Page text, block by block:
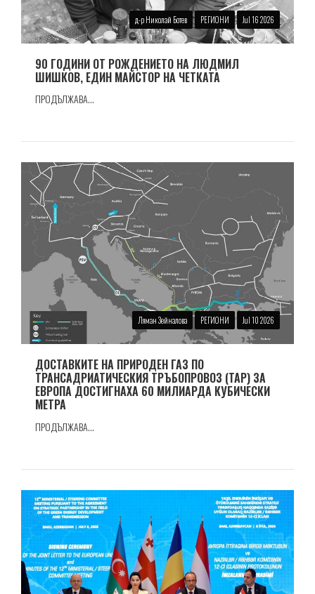
д-р Николай Ботев РЕГИОНИ Jul 16 2026
90 ГОДИНИ ОТ РОЖДЕНИЕТО НА ЛЮДМИЛ
ШИШКОВ, ЕДИН МАЙСТОР НА ЧЕТКАТА
ПРОДЪЛЖАВА...
Ляман Зейналова РЕГИОНИ Jul 10 2026
ДОСТАВКИТЕ НА ПРИРОДЕН ГАЗ ПО
ТРАНСАДРИАТИЧЕСКИЯ ТРЪБОПРОВОЗ (TAP) ЗА
ЕВРОПА ДОСТИГНАХА 60 МИЛИАРДА КУБИЧЕСКИ
МЕТРА
ПРОДЪЛЖАВА...